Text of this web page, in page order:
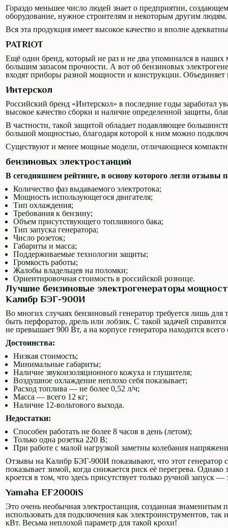
Гораздо меньшее число людей знает о предприятии,
оборудование, нужное строителям и некоторым другим людям.
Вся эта продукция имеет высокое качество и вполне
PATRIOT
Ещё один бренд, который не раз и не два упоминался в
большим запасом прочности. А вот об бензиновых
входят приборы разной мощности и конструкции.
Интерскол
Российский бренд «Интерскол» в последние годы заработал
высокое качество сборки и наличие определенной защиты,
В частности, такой защитой обладает подавляющее
большой мощностью, благодаря которой к ним можно
Существуют и менее мощные модели, отличающиеся
бензиновых электростанций
В сегодняшнем рейтинге, в основу которого легли отзывы
Количество фаз выдаваемого электротока;
Мощность использующегося двигателя;
Тип охлаждения;
Требования к бензину;
Объем присутствующего топливного бака;
Тип запуска генератора;
Число розеток;
Габариты и масса;
Поддерживаемые технологии защиты;
Громкость работы;
Жалобы владельцев на поломки;
Ориентировочная стоимость в российской рознице.
Лучшие бензиновые электрогенераторы
Калибр БЭГ-900И
Во многих случаях бензиновый генератор требуется лишь
быть перфоратор, дрель или лобзик. С такой задачей
не превышает 900 Вт, а на корпусе генератора находится всего
Достоинства:
Низкая стоимость;
Минимальные габариты;
Наличие звукоизоляционного кожуха и глушителя;
Воздушное охлаждение неплохо себя показывает;
Расход топлива — не более 0,52 л/ч;
Масса — всего 12 кг;
Наличие 12-вольтового выхода.
Недостатки:
Способен работать не более 8 часов в день (летом);
Только одна розетка 220 В;
При работе с малой нагрузкой заметны колебания
Отзывы на Калибр БЭГ-900И показывают, что этот генератор
показывает зимой, когда снижается риск её перегрева.
кроется в том, что здесь присутствует только ручной запуск
Yamaha EF2000iS
Это очень необычная электростанция, созданная
использовать для подключения как электроинструментов,
кВт. Весьма неплохой параметр для такой крохи!